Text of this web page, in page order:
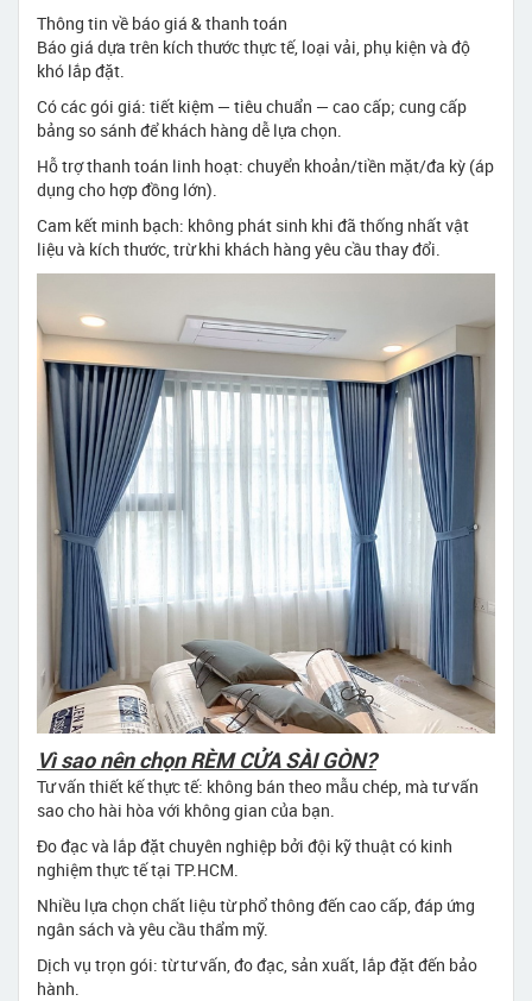
Thông tin về báo giá & thanh toán
Báo giá dựa trên kích thước thực tế, loại vải, phụ kiện và độ
khó lắp đặt.
Có các gói giá: tiết kiệm — tiêu chuẩn — cao cấp; cung cấp
bảng so sánh để khách hàng dễ lựa chọn.
Hỗ trợ thanh toán linh hoạt: chuyển khoản/tiền mặt/đa kỳ (áp
dụng cho hợp đồng lớn).
Cam kết minh bạch: không phát sinh khi đã thống nhất vật
liệu và kích thước, trừ khi khách hàng yêu cầu thay đổi.
Vì sao nên chọn RÈM CỬA SÀI GÒN?
Tư vấn thiết kế thực tế: không bán theo mẫu chép, mà tư vấn
sao cho hài hòa với không gian của bạn.
Đo đạc và lắp đặt chuyên nghiệp bởi đội kỹ thuật có kinh
nghiệm thực tế tại TP.HCM.
Nhiều lựa chọn chất liệu từ phổ thông đến cao cấp, đáp ứng
ngân sách và yêu cầu thẩm mỹ.
Dịch vụ trọn gói: từ tư vấn, đo đạc, sản xuất, lắp đặt đến bảo
hành.